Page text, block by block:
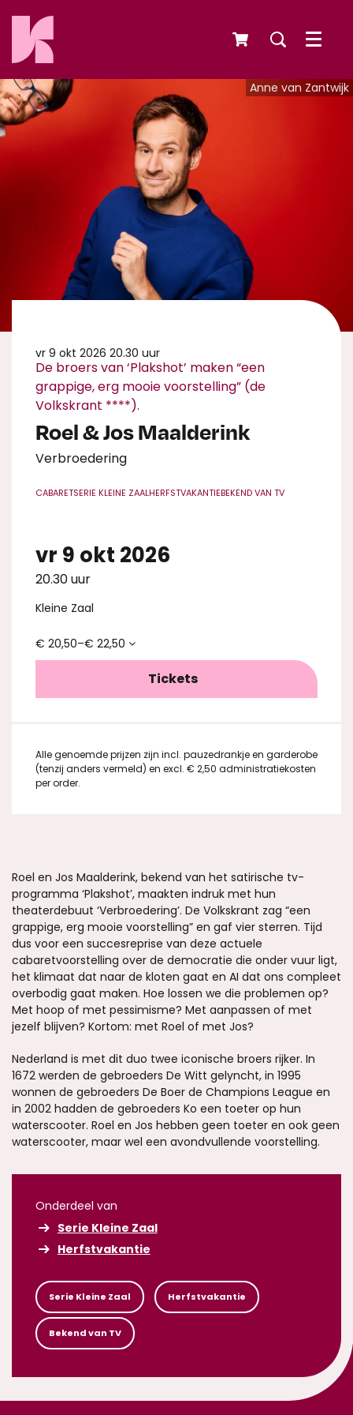
Menu
Anne van Zantwijk
Roel & Jos Maalderink
Verbroedering
De broers van ‘Plakshot’ maken “een
grappige, erg mooie voorstelling” (de
Volkskrant ****).
vr 9 okt 2026 20.30 uur
CABARETSERIE KLEINE ZAALHERFSTVAKANTIEBEKEND VAN TV
vr 9 okt 2026
20.30 uur
Kleine Zaal
€ 20,50–€ 22,50
Tickets
Alle genoemde prijzen zijn incl. pauzedrankje en garderobe
(tenzij anders vermeld) en excl. € 2,50 administratiekosten
per order.
Roel en Jos Maalderink, bekend van het satirische tv-
programma ‘Plakshot’, maakten indruk met hun
theaterdebuut ‘Verbroedering’. De Volkskrant zag “een
grappige, erg mooie voorstelling” en gaf vier sterren. Tijd
dus voor een succesreprise van deze actuele
cabaretvoorstelling over de democratie die onder vuur ligt,
het klimaat dat naar de kloten gaat en AI dat ons compleet
overbodig gaat maken. Hoe lossen we die problemen op?
Met hoop of met pessimisme? Met aanpassen of met
jezelf blijven? Kortom: met Roel of met Jos?
Nederland is met dit duo twee iconische broers rijker. In
1672 werden de gebroeders De Witt gelyncht, in 1995
wonnen de gebroeders De Boer de Champions League en
in 2002 hadden de gebroeders Ko een toeter op hun
waterscooter. Roel en Jos hebben geen toeter en ook geen
waterscooter, maar wel een avondvullende voorstelling.
Onderdeel van
Serie Kleine Zaal
Herfstvakantie
Serie Kleine Zaal Herfstvakantie
Bekend van TV